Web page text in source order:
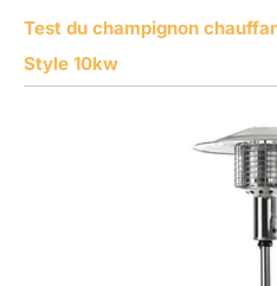
Test du champignon
Style 10kw